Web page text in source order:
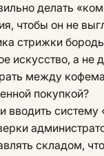
делать
чтобы он не
стрижки
искусство, а не
между
покупкой?
вводить систему
складом,